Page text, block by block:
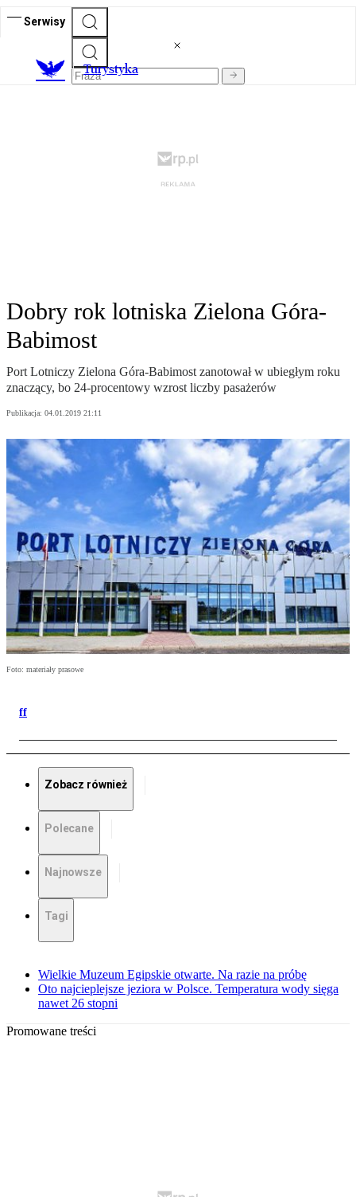
Serwisy
Turystyka
Dobry rok lotniska Zielona Góra-
Babimost
Port Lotniczy Zielona Góra-Babimost zanotował w ubiegłym roku
znaczący, bo 24-procentowy wzrost liczby pasażerów
Publikacja: 04.01.2019 21:11
Foto: materiały prasowe
ff
Zobacz również
Polecane
Najnowsze
Tagi
Wielkie Muzeum Egipskie otwarte. Na razie na próbę
Oto najcieplejsze jeziora w Polsce. Temperatura wody sięga
nawet 26 stopni
Promowane treści